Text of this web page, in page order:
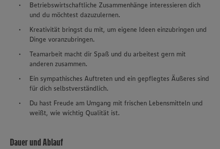
Betriebswirtschaftliche Zusammenhänge interessieren dich
und du möchtest dazuzulernen.
Kreativität bringst du mit, um eigene Ideen einzubringen und
Dinge voranzubringen.
Teamarbeit macht dir Spaß und du arbeitest gern mit
anderen zusammen.
Ein sympathisches Auftreten und ein gepflegtes Äußeres sind
für dich selbstverständlich.
Du hast Freude am Umgang mit frischen Lebensmitteln und
weißt, wie wichtig Qualität ist.
Dauer und Ablauf